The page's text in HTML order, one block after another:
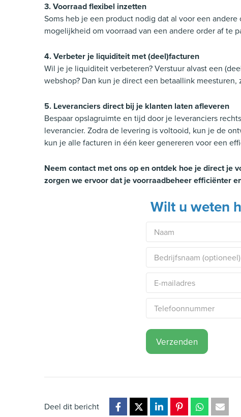
3. Voorraad flexibel inzetten
Soms heb je een product nodig dat al voor een
mogelijkheid om voorraad van een andere order af te
4. Verbeter je liquiditeit met (deel)facturen
Wil je je liquiditeit verbeteren? Verstuur alvast een
webshop? Dan kun je direct een betaallink
5. Leveranciers direct bij je klanten laten afleveren
Bespaar opslagruimte en tijd door je leveranciers
leverancier. Zodra de levering is voltooid, kun je de
kun je alle facturen in één keer genereren voor een
Neem contact met ons op en ontdek hoe je direct je
zorgen we ervoor dat je voorraadbeheer efficiënter
Wilt u weten
Verzenden
Deel dit bericht